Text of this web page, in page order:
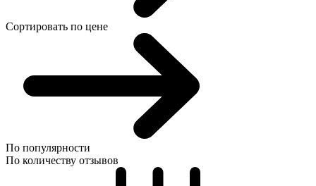
Сортировать по цене
По популярности
По количеству отзывов